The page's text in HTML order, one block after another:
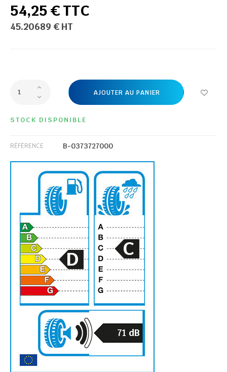
54,25 € TTC
45.20689 € HT
AJOUTER AU PANIER
STOCK DISPONIBLE
RÉFÉRENCE B-0373727000
D C
71 dB